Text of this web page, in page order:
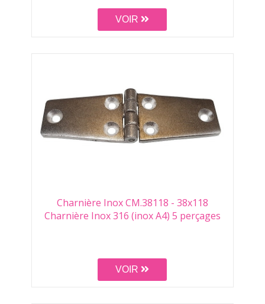
VOIR
Charnière Inox CM.38118 - 38x118
Charnière Inox 316 (inox A4) 5 perçages
VOIR